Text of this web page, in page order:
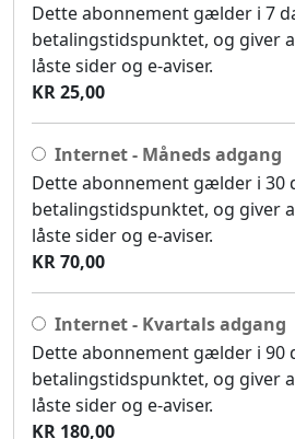
Dette abonnement gælder i 7
betalingstidspunktet, og giver
låste sider og e-aviser.
KR 25,00
Internet - Måneds adgang
Dette abonnement gælder i 30
betalingstidspunktet, og giver
låste sider og e-aviser.
KR 70,00
Internet - Kvartals adgang
Dette abonnement gælder i 90
betalingstidspunktet, og giver
låste sider og e-aviser.
KR 180,00